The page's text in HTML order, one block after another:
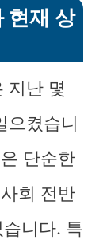
현재 상
지난 몇
으켰습니
단순한
회 전반
니다. 특